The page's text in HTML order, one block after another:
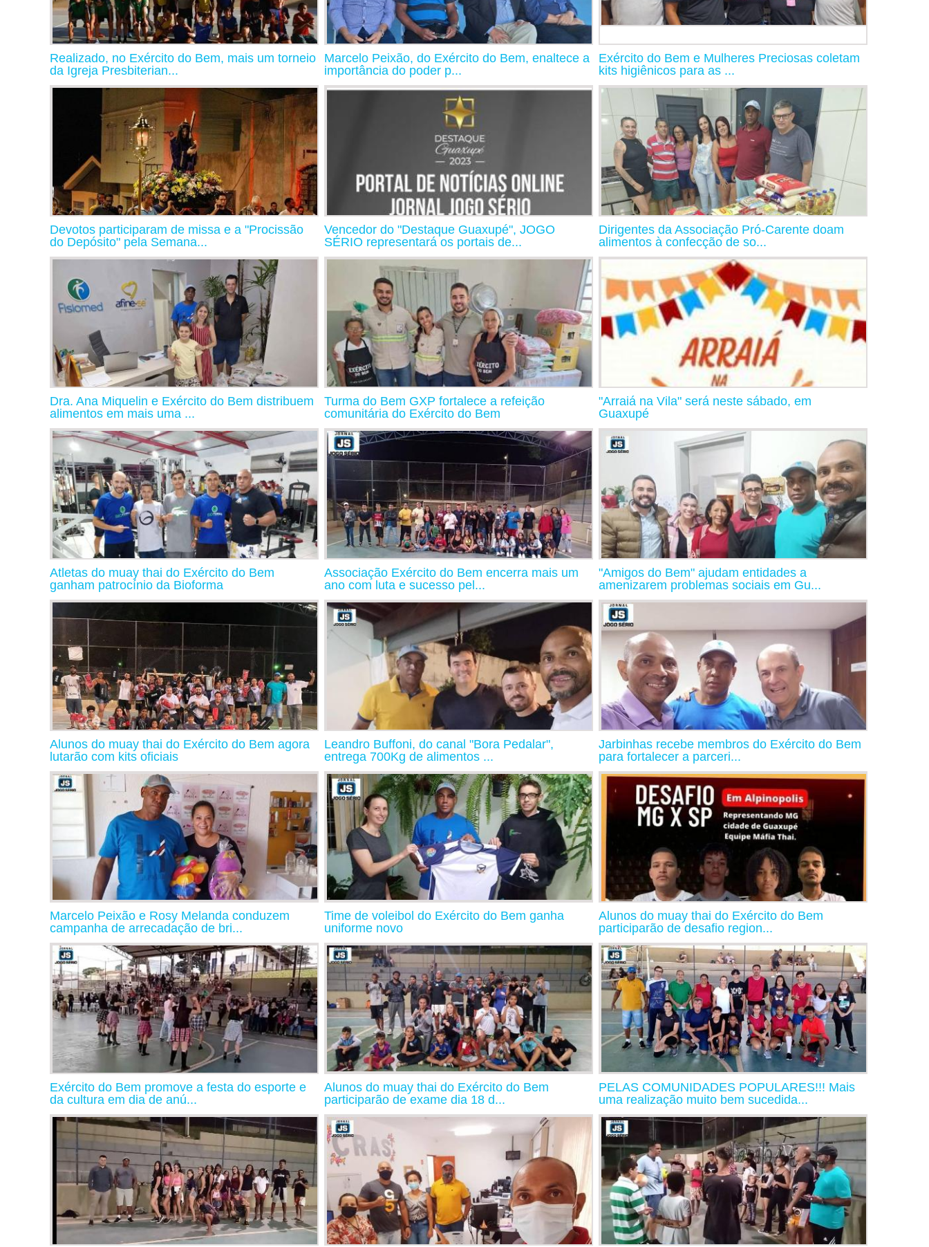
Realizado, no Exército do Bem, mais um torneio
da Igreja Presbiterian...
Marcelo Peixão, do Exército do Bem, enaltece a
importância do poder p...
Exército do Bem e Mulheres Preciosas coletam
kits higiênicos para as ...
Devotos participaram de missa e a "Procissão
do Depósito" pela Semana...
Vencedor do "Destaque Guaxupé", JOGO
SÉRIO representará os portais de...
Dirigentes da Associação Pró-Carente doam
alimentos à confecção de so...
Dra. Ana Miquelin e Exército do Bem distribuem
alimentos em mais uma ...
Turma do Bem GXP fortalece a refeição
comunitária do Exército do Bem
"Arraiá na Vila" será neste sábado, em
Guaxupé
Atletas do muay thai do Exército do Bem
ganham patrocínio da Bioforma
Associação Exército do Bem encerra mais um
ano com luta e sucesso pel...
"Amigos do Bem" ajudam entidades a
amenizarem problemas sociais em Gu...
Alunos do muay thai do Exército do Bem agora
lutarão com kits oficiais
Leandro Buffoni, do canal "Bora Pedalar",
entrega 700Kg de alimentos ...
Jarbinhas recebe membros do Exército do Bem
para fortalecer a parceri...
Marcelo Peixão e Rosy Melanda conduzem
campanha de arrecadação de bri...
Time de voleibol do Exército do Bem ganha
uniforme novo
Alunos do muay thai do Exército do Bem
participarão de desafio region...
Exército do Bem promove a festa do esporte e
da cultura em dia de anú...
Alunos do muay thai do Exército do Bem
participarão de exame dia 18 d...
PELAS COMUNIDADES POPULARES!!! Mais
uma realização muito bem sucedida...